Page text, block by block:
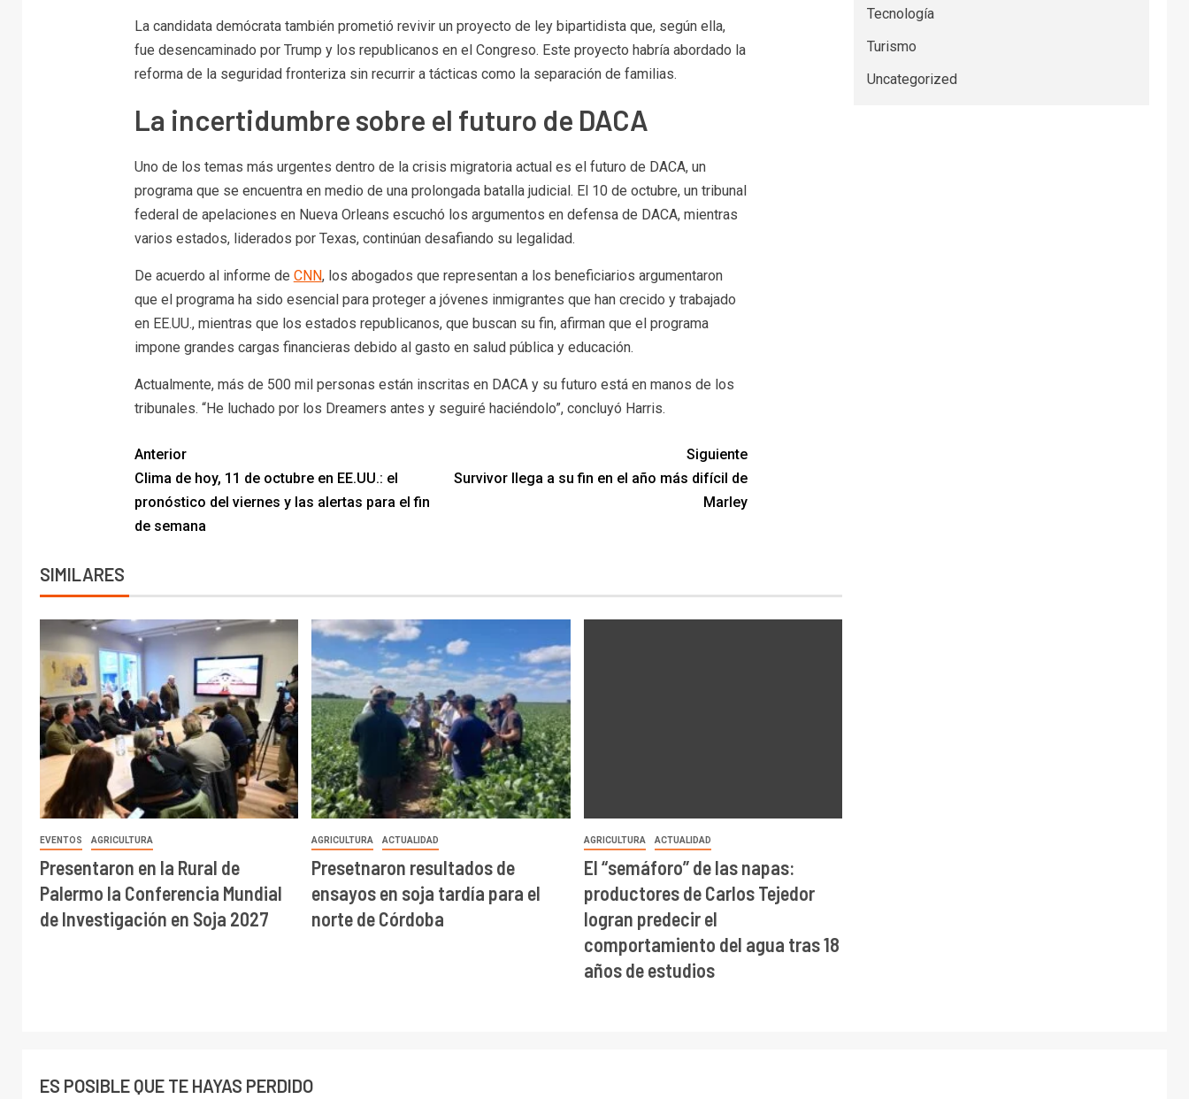
La candidata demócrata también prometió revivir un proyecto de ley bipartidista que, según ella,
fue desencaminado por Trump y los republicanos en el Congreso. Este proyecto habría abordado la
reforma de la seguridad fronteriza sin recurrir a tácticas como la separación de familias.
La incertidumbre sobre el futuro de DACA
Uno de los temas más urgentes dentro de la crisis migratoria actual es el futuro de DACA, un
programa que se encuentra en medio de una prolongada batalla judicial. El 10 de octubre, un tribunal
federal de apelaciones en Nueva Orleans escuchó los argumentos en defensa de DACA, mientras
varios estados, liderados por Texas, continúan desafiando su legalidad.
De acuerdo al informe de CNN, los abogados que representan a los beneficiarios argumentaron
que el programa ha sido esencial para proteger a jóvenes inmigrantes que han crecido y trabajado
en EE.UU., mientras que los estados republicanos, que buscan su fin, afirman que el programa
impone grandes cargas financieras debido al gasto en salud pública y educación.
Actualmente, más de 500 mil personas están inscritas en DACA y su futuro está en manos de los
tribunales. “He luchado por los Dreamers antes y seguiré haciéndolo”, concluyó Harris.
Anterior
Clima de hoy, 11 de octubre en EE.UU.: el
pronóstico del viernes y las alertas para el fin
de semana
Siguiente
Survivor llega a su fin en el año más difícil de
Marley
SIMILARES
EVENTOS AGRICULTURA
Presentaron en la Rural de
Palermo la Conferencia Mundial
de Investigación en Soja 2027
AGRICULTURA ACTUALIDAD
Presetnaron resultados de
ensayos en soja tardía para el
norte de Córdoba
AGRICULTURA ACTUALIDAD
El “semáforo” de las napas:
productores de Carlos Tejedor
logran predecir el
comportamiento del agua tras 18
años de estudios
Tecnología
Turismo
Uncategorized
ES POSIBLE QUE TE HAYAS PERDIDO